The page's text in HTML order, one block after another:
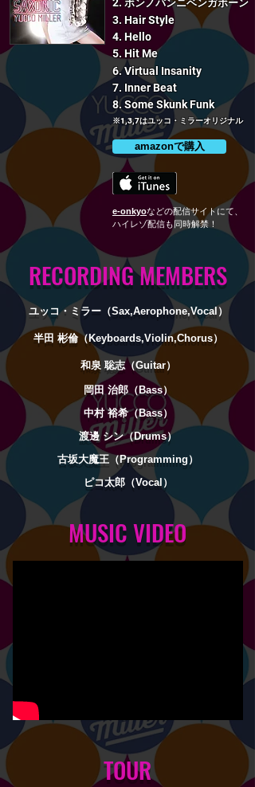
ボンノバンニベンガボーン
3. Hair Style
4. Hello
5. Hit Me
6.Virtual Insanity
7. Inner Beat
8. Some Skunk Funk
※1,3,7はユッコ・ミラーオリジナル
amazonで購入
e-onkyoなどの配信サイトにて、
ハイレゾ配信も同時解禁！
RECORDING MEMBERS
ユッコ・ミラー（Sax,Aerophone,Vocal）
半田 彬倫（Keyboards,Violin,Chorus）
和泉 聡志（Guitar）
岡田 治郎（Bass）
中村 裕希（Bass）
渡邊 シン（Drums）
古坂大魔王（Programming）
ピコ太郎（Vocal）
MUSIC VIDEO
TOUR